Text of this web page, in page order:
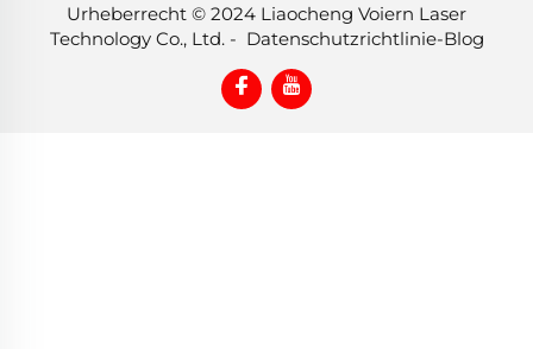
Urheberrecht © 2024 Liaocheng Voiern Laser
Technology Co., Ltd. - Datenschutzrichtlinie-Blog